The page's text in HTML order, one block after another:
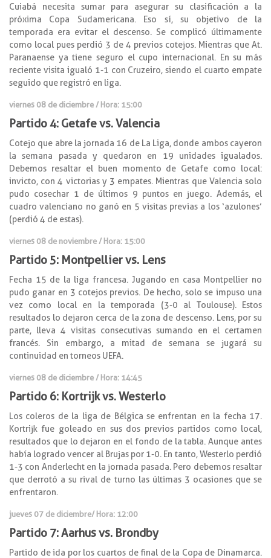
Cuiabá necesita sumar para asegurar su clasificación a la
próxima Copa Sudamericana. Eso sí, su objetivo de la
temporada era evitar el descenso. Se complicó últimamente
como local pues perdió 3 de 4 previos cotejos. Mientras que At.
Paranaense ya tiene seguro el cupo internacional. En su más
reciente visita igualó 1-1 con Cruzeiro, siendo el cuarto empate
seguido que registró en liga.
viernes 08 de diciembre / Hora: 15:00
Partido 4: Getafe vs. Valencia
Cotejo que abre la jornada 16 de La Liga, donde ambos cayeron
la semana pasada y quedaron en 19 unidades igualados.
Debemos resaltar el buen momento de Getafe como local:
invicto, con 4 victorias y 3 empates. Mientras que Valencia solo
pudo cosechar 1 de últimos 9 puntos en juego. Además, el
cuadro valenciano no ganó en 5 visitas previas a los ‘azulones’
(perdió 4 de estas).
viernes 08 de noviembre / Hora: 15:00
Partido 5: Montpellier vs. Lens
Fecha 15 de la liga francesa. Jugando en casa Montpellier no
pudo ganar en 3 cotejos previos. De hecho, solo se impuso una
vez como local en la temporada (3-0 al Toulouse). Estos
resultados lo dejaron cerca de la zona de descenso. Lens, por su
parte, lleva 4 visitas consecutivas sumando en el certamen
francés. Sin embargo, a mitad de semana se jugará su
continuidad en torneos UEFA.
viernes 08 de diciembre / Hora: 14:45
Partido 6: Kortrijk vs. Westerlo
Los coleros de la liga de Bélgica se enfrentan en la fecha 17.
Kortrijk fue goleado en sus dos previos partidos como local,
resultados que lo dejaron en el fondo de la tabla. Aunque antes
había logrado vencer al Brujas por 1-0. En tanto, Westerlo perdió
1-3 con Anderlecht en la jornada pasada. Pero debemos resaltar
que derrotó a su rival de turno las últimas 3 ocasiones que se
enfrentaron.
jueves 07 de diciembre/ Hora: 12:00
Partido 7: Aarhus vs. Brondby
Partido de ida por los cuartos de final de la Copa de Dinamarca.